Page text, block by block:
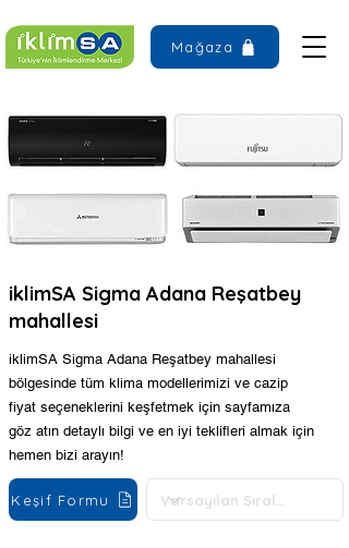
Mağaza
iklimSA Sigma Adana Reşatbey
mahallesi
iklimSA Sigma Adana Reşatbey mahallesi
bölgesinde tüm klima modellerimizi ve cazip
fiyat seçeneklerini keşfetmek için sayfamıza
göz atın detaylı bilgi ve en iyi teklifleri almak için
hemen bizi arayın!
Keşif Formu